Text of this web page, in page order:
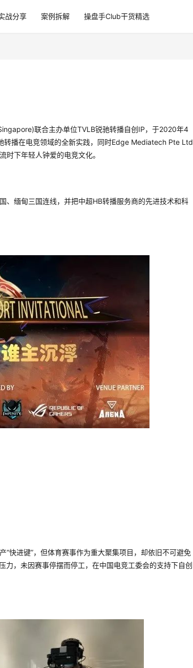
战分享 案例拆解 操盘手Club干货精选
联合主办单位TVLB锐驰转播自创IP，于2020年4
转播在电竞领域的全新实践，同时Edge Mediatech Pte Ltd
时下年轻人钟爱的电竞文化。
、缅甸三国连线，并把中超HB转播服务商的先进技术和科
快进键”，但体育赛事作为重大聚集项目，却依旧不可避免
，未因赛事停摆而停工，在中国电竞工委会的支持下自创